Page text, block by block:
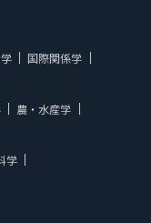
国際関係学
農・水産学
学